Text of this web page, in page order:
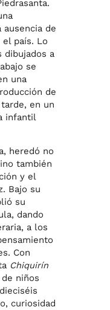
ausencia de
país. Lo
dibujados a
se
una
de
en un
infantil
heredó no
también
y el
Bajo su
su
dando
a los
Con
Chiquirín
niños
curiosidad